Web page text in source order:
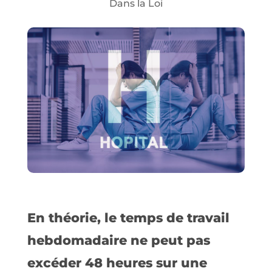
Dans la Loi
En théorie, le temps de travail
hebdomadaire ne peut pas
excéder 48 heures sur une